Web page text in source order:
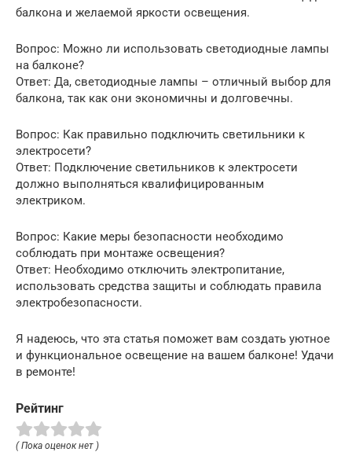
балкона и желаемой яркости освещения.
Вопрос: Можно ли использовать светодиодные лампы
на балконе?
Ответ: Да, светодиодные лампы – отличный выбор для
балкона, так как они экономичны и долговечны.
Вопрос: Как правильно подключить светильники к
электросети?
Ответ: Подключение светильников к электросети
должно выполняться квалифицированным
электриком.
Вопрос: Какие меры безопасности необходимо
соблюдать при монтаже освещения?
Ответ: Необходимо отключить электропитание,
использовать средства защиты и соблюдать правила
электробезопасности.
Я надеюсь, что эта статья поможет вам создать уютное
и функциональное освещение на вашем балконе! Удачи
в ремонте!
Рейтинг
( Пока оценок нет )